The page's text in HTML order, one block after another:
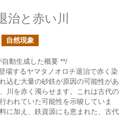
治と赤い川
自然現象
自動生成した概要 **/
場するヤマタノオロチ退治で赤く染
込む大量の砂鉄が原因の可能性があ
川を赤く濁らせます。これは古代の
われていた可能性を示唆していま
に加え、鉄資源にも恵まれた、古代